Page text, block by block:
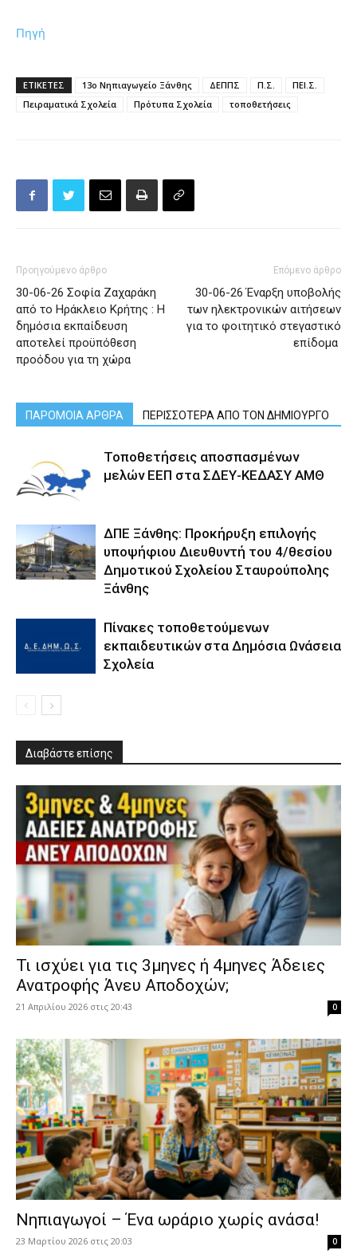
Πηγή
ΕΤΙΚΕΤΕΣ 13ο Νηπιαγωγείο Ξάνθης ΔΕΠΠΣ Π.Σ.
ΠΕΙ.Σ.
Πειραματικά Σχολεία
Πρότυπα Σχολεία τοποθετήσεις
Προηγούμενο άρθρο
30-06-26 Σοφία Ζαχαράκη
από το Ηράκλειο Κρήτης : Η
δημόσια εκπαίδευση
αποτελεί προϋπόθεση
προόδου για τη χώρα
Επόμενο άρθρο
30-06-26 Έναρξη υποβολής
των ηλεκτρονικών αιτήσεων
για το φοιτητικό στεγαστικό
επίδομα
ΠΑΡΟΜΟΙΑ ΑΡΘΡΑ ΠΕΡΙΣΣΟΤΕΡΑ ΑΠΟ ΤΟΝ ΔΗΜΙΟΥΡΓΟ
Τοποθετήσεις αποσπασμένων
μελών ΕΕΠ στα ΣΔΕΥ-ΚΕΔΑΣΥ ΑΜΘ
ΔΠΕ Ξάνθης: Προκήρυξη επιλογής
υποψήφιου Διευθυντή του 4/θεσίου
Δημοτικού Σχολείου Σταυρούπολης
Ξάνθης
Πίνακες τοποθετούμενων
εκπαιδευτικών στα Δημόσια Ωνάσεια
Σχολεία
Διαβάστε επίσης
​Τι ισχύει για τις 3μηνες ή 4μηνες Άδειες
Ανατροφής Άνευ Αποδοχών;
21 Απριλίου 2026 στις 20:43 0
Νηπιαγωγοί – Ένα ωράριο χωρίς ανάσα!
23 Μαρτίου 2026 στις 20:03 0